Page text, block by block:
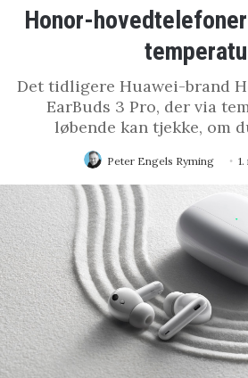
Honor-
Det tidligere Huawei-brand
EarBuds 3 Pro, der via
løbende kan tjekke, om
Peter Engels Ryming